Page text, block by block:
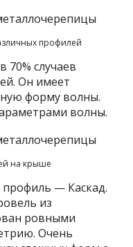
профилей
70% случаев
Он имеет
форму волны.
волны.
на крыше
— Каскад.
из
ровными
Очень